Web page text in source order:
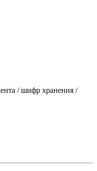
/ шифр хранения /